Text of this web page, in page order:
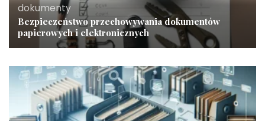
dokumenty
Bezpieczeństwo przechowywania dokumentów
papierowych i elektronicznych